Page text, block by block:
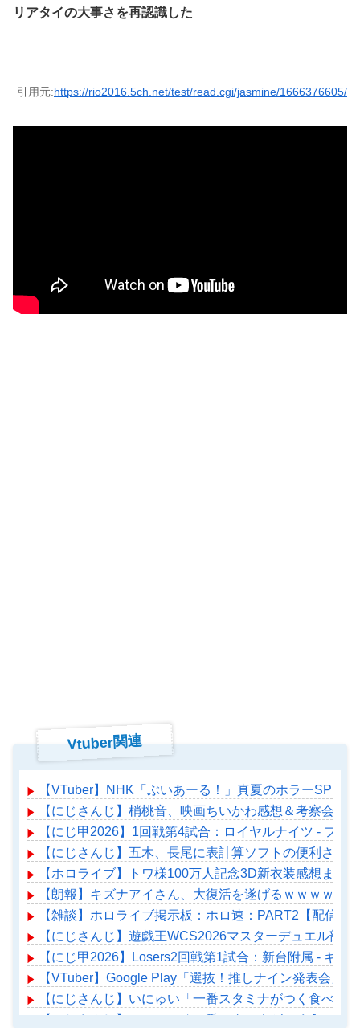
リアタイの大事さを再認識した
引用元:https://rio2016.5ch.net/test/read.cgi/jasmine/1666376605/
Vtuber関連
【VTuber】NHK「ぶいあーる！」真夏のホラーSPに
【にじさんじ】梢桃音、映画ちいかわ感想＆考察会＆
【にじ甲2026】1回戦第4試合：ロイヤルナイツ - フ
【にじさんじ】五木、長尾に表計算ソフトの便利さ
【ホロライブ】トワ様100万人記念3D新衣装感想まとめ
【朗報】キズナアイさん、大復活を遂げるｗｗｗｗｗ
【雑談】ホロライブ掲示板：ホロ速：PART2【配信実
【にじさんじ】遊戯王WCS2026マスターデュエル部
【にじ甲2026】Losers2回戦第1試合：新台附属 - ギ
【VTuber】Google Play「選抜！推しナイン発表会」
【にじさんじ】いにゅい「一番スタミナがつく食べ物
【にじさんじ】いにゅい「一番スタミナがつく食べ物